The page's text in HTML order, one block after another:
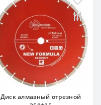
Диск алмазный отрезной